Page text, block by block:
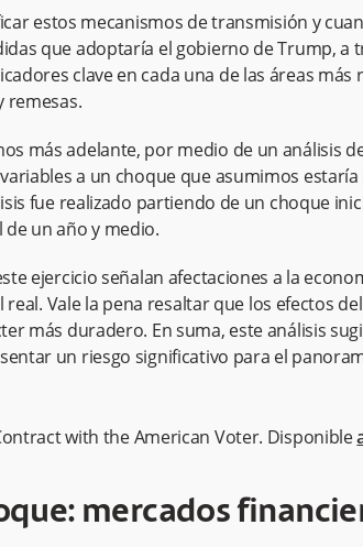
estos mecanismos de transmisión y
que adoptaría el gobierno de Trump, a
clave en cada una de las áreas
remesas.
más adelante, por medio de un análisis
a un choque que asumimos
fue realizado partiendo de un choque
un año y medio.
ejercicio señalan afectaciones a la
real. Vale la pena resaltar que los efectos
más duradero. En suma, este análisis
un riesgo significativo para el
with the American Voter. Disponible
mercados